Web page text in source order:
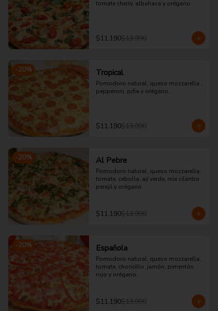
tomate cherry, albahaca y orégano
$11.190$13.990
-20% Tropical
Pomodoro natural, queso mozzarella ,
pepperoni, piña y orégano.
$11.190$13.990
-20% Al Pebre
Pomodoro natural, queso mozzarella,
tomate, cebolla, ají verde, mix cilantro
perejil y orégano.
$11.190$13.990
-20% Española
Pomodoro natural, queso mozzarella,
tomate, choricillo, jamón, pimentón
rojo y orégano.
$11.190$13.990